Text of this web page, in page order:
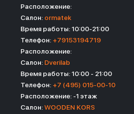
Расположение:
Салон: ormatek
Время работы: 10:00-21:00
Телефон: +79153194719
Расположение:
Салон: Dverilab
Время работы: 10:00 - 21:00
Телефон: +7 (495) 015-00-10
Расположение: -1 этаж
Салон:WOODEN KORS